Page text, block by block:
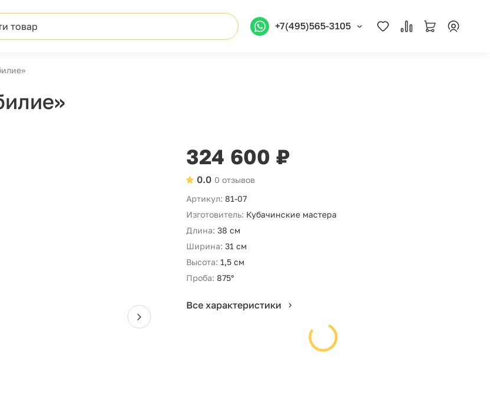
товар +7(495)565-3105
324 600 ₽
0 отзывов
0.0
Артикул: 81-07
Изготовитель: Кубачинские мастера
Длина: 38 см
Ширина: 31 см
Высота: 1,5 см
Проба: 875°
Все характеристики